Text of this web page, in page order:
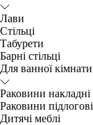
Лави
Стільці
Табурети
Барні стільці
Для ванної кімнати
Раковини накладні
Раковини підлогові
Дитячі меблі